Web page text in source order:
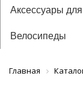
Аксессуары
Велосипеды
Главная